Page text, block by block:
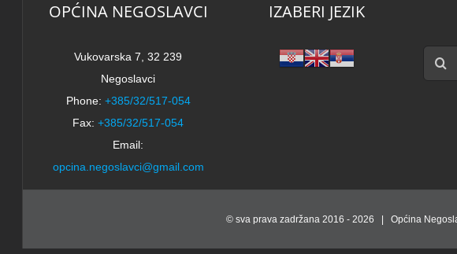
OPĆINA NEGOSLAVCI
Vukovarska 7, 32 239
Negoslavci
Phone: +385/32/517-054
Fax: +385/32/517-054
Email:
opcina.negoslavci@gmail.com
IZABERI JEZIK
Traži...
© sva prava zadržana 2016 - 2026 | Općina